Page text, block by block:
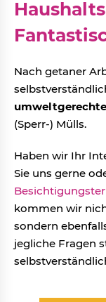
Nach getaner
umweltgerechte
(Sperr-) Mülls.
Haben wir Ihr
Sie uns gerne
kommen wir
sondern
jegliche Fragen